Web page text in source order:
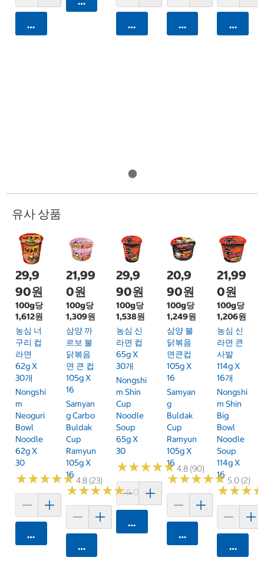
카트에 담기
카트에 담기
카트에 담기 카트에
유사 상품
29,9
90원
100g당
1,612원
농심 너
구리 컵
라면
62g X
30개
Nongshi
M
Neoguri
Bowl
Noodle
62g X
30
★★★★★
★★★★★ 4.8 (23)
카트에 담기
21,99
0원
100g당
1,309원
삼양 까
르보 불
닭볶음
면 큰 컵
105g X
16
Samyan
G Carbo
Buldak
Cup
Ramyun
105g X
16
★★★★★
★★★★★5.0 (2)
카트에 담기
29,9
90원
100g당
1,538원
농심 신
라면 컵
65g X
30개
Nongshi
M Shin
Cup
Noodle
Soup
65g X
30
★★★★★
★★★★★ 4.8 (90)
카트에 담기
20,9
90원
100g당
1,249원
삼양 불
닭볶음
면큰컵
105g X
16
Samyan
G
Buldak
Cup
Ramyun
105g X
16
★★★★★
★★★★★ 5.0 (2)
카트에 담기
21,99
0원
100g당
1,206원
농심 신
라면 큰
사발
114g X
16개
Nongshi
M Shin
Big
Bowl
Noodle
Soup
114g X
16
★★★
★★★
카트에